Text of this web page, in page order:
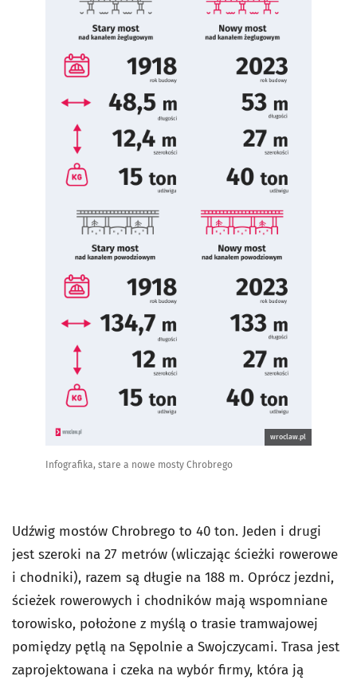
wroclaw.pl
Infografika, stare a nowe mosty Chrobrego
Udźwig mostów Chrobrego to 40 ton. Jeden i drugi
jest szeroki na 27 metrów (wliczając ścieżki rowerowe
i chodniki), razem są długie na 188 m. Oprócz jezdni,
ścieżek rowerowych i chodników mają wspomniane
torowisko, położone z myślą o trasie tramwajowej
pomiędzy pętlą na Sępolnie a Swojczycami. Trasa jest
zaprojektowana i czeka na wybór firmy, która ją